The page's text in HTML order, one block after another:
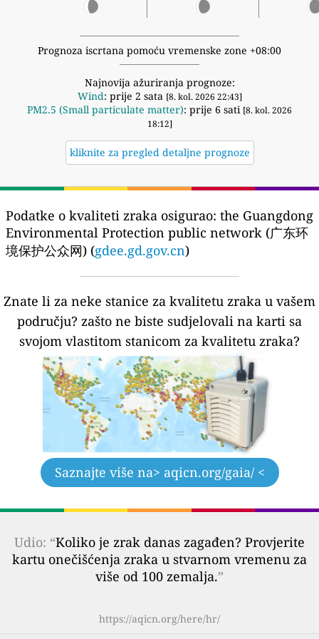
Prognoza iscrtana pomoću vremenske zone +08:00
Najnovija ažuriranja prognoze:
Wind: prije 2 sata [8. kol. 2026 22:43]
PM2.5 (Small particulate matter): prije 6 sati [8. kol. 2026
18:12]
kliknite za pregled detaljne prognoze
Podatke o kvaliteti zraka osigurao: the Guangdong
Environmental Protection public network (广东环
境保护公众网) (gdee.gd.gov.cn)
Znate li za neke stanice za kvalitetu zraka u vašem
području? zašto ne biste sudjelovali na karti sa
svojom vlastitom stanicom za kvalitetu zraka?
Saznajte više na> aqicn.org/gaia/ <
Udio: “Koliko je zrak danas zagađen? Provjerite
kartu onečišćenja zraka u stvarnom vremenu za
više od 100 zemalja.”
https://aqicn.org/here/hr/